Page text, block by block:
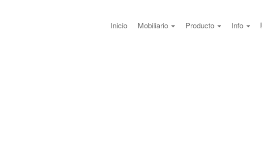
Inicio Mobiliario Producto Info